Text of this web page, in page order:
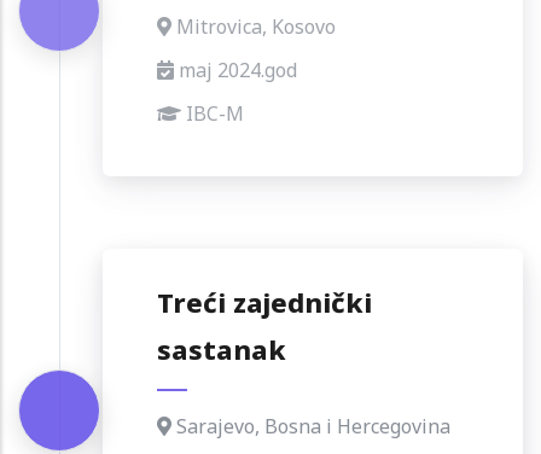
Mitrovica, Kosovo
maj 2024.god
IBC-M
Treći zajednički
sastanak
Sarajevo, Bosna i Hercegovina